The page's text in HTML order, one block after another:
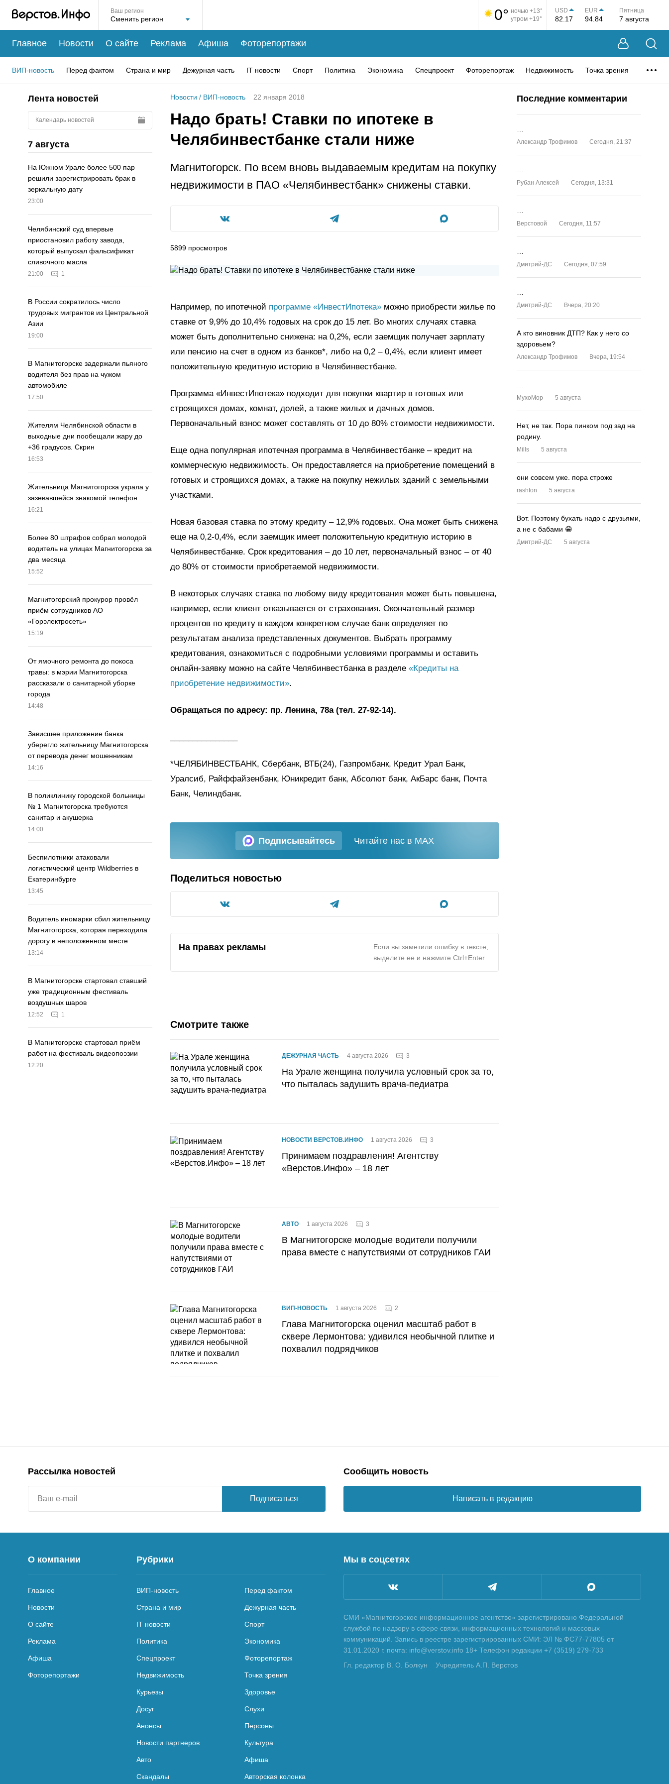
Ваш регион 0° ночью +13°
утром +19°
USD
82.17
EUR
94.84
Пятница
7 августа
Главное Новости О сайте Реклама Афиша Фоторепортажи
ВИП-новость Перед фактом Страна и мир Дежурная часть IT новости Спорт Политика Экономика Спецпроект Фоторепортаж Недвижимость Точка зрения
Лента новостей
Календарь новостей
7 августа
На Южном Урале более 500 пар
решили зарегистрировать брак в
зеркальную дату
23:00
Челябинский суд впервые
приостановил работу завода,
который выпускал фальсификат
сливочного масла
21:00 1
В России сократилось число
трудовых мигрантов из Центральной
Азии
19:00
В Магнитогорске задержали пьяного
водителя без прав на чужом
автомобиле
17:50
Жителям Челябинской области в
выходные дни пообещали жару до
+36 градусов. Скрин
16:53
Жительница Магнитогорска украла у
зазевавшейся знакомой телефон
16:21
Более 80 штрафов собрал молодой
водитель на улицах Магнитогорска за
два месяца
15:52
Магнитогорский прокурор провёл
приём сотрудников АО
«Горэлектросеть»
15:19
От ямочного ремонта до покоса
травы: в мэрии Магнитогорска
рассказали о санитарной уборке
города
14:48
Зависшее приложение банка
уберегло жительницу Магнитогорска
от перевода денег мошенникам
14:16
В поликлинику городской больницы
№ 1 Магнитогорска требуются
санитар и акушерка
14:00
Беспилотники атаковали
логистический центр Wildberries в
Екатеринбурге
13:45
Водитель иномарки сбил жительницу
Магнитогорска, которая переходила
дорогу в неположенном месте
13:14
В Магнитогорске стартовал ставший
уже традиционным фестиваль
воздушных шаров
12:52 1
В Магнитогорске стартовал приём
работ на фестиваль видеопоэзии
12:20
Новости / ВИП-новость 22 января 2018
Надо брать! Ставки по ипотеке в
Челябинвестбанке стали ниже
Магнитогорск. По всем вновь выдаваемым кредитам на покупку
недвижимости в ПАО «Челябинвестбанк» снижены ставки.
5899 просмотров
Например, по ипотечной программе «ИнвестИпотека» можно приобрести жилье по
ставке от 9,9% до 10,4% годовых на срок до 15 лет. Во многих случаях ставка
может быть дополнительно снижена: на 0,2%, если заемщик получает зарплату
или пенсию на счет в одном из банков*, либо на 0,2 – 0,4%, если клиент имеет
положительную кредитную историю в Челябинвестбанке.
Программа «ИнвестИпотека» подходит для покупки квартир в готовых или
строящихся домах, комнат, долей, а также жилых и дачных домов.
Первоначальный взнос может составлять от 10 до 80% стоимости недвижимости.
Еще одна популярная ипотечная программа в Челябинвестбанке – кредит на
коммерческую недвижимость. Он предоставляется на приобретение помещений в
готовых и строящихся домах, а также на покупку нежилых зданий с земельными
участками.
Новая базовая ставка по этому кредиту – 12,9% годовых. Она может быть снижена
еще на 0,2-0,4%, если заемщик имеет положительную кредитную историю в
Челябинвестбанке. Срок кредитования – до 10 лет, первоначальный взнос – от 40
до 80% от стоимости приобретаемой недвижимости.
В некоторых случаях ставка по любому виду кредитования может быть повышена,
например, если клиент отказывается от страхования. Окончательный размер
процентов по кредиту в каждом конкретном случае банк определяет по
результатам анализа представленных документов. Выбрать программу
кредитования, ознакомиться с подробными условиями программы и оставить
онлайн-заявку можно на сайте Челябинвестбанка в разделе «Кредиты на
приобретение недвижимости».
Обращаться по адресу: пр. Ленина, 78а (тел. 27-92-14).
*ЧЕЛЯБИНВЕСТБАНК, Сбербанк, ВТБ(24), Газпромбанк, Кредит Урал Банк,
Уралсиб, Райффайзенбанк, Юникредит банк, Абсолют банк, АкБарс банк, Почта
Банк, Челиндбанк.
Подписывайтесь Читайте нас в MAX
Поделиться новостью
На правах рекламы
Если вы заметили ошибку в тексте,
выделите ее и нажмите Ctrl+Enter
Смотрите также
ДЕЖУРНАЯ ЧАСТЬ 4 августа 2026 3
На Урале женщина получила условный срок за то,
что пыталась задушить врача-педиатра
НОВОСТИ ВЕРСТОВ.ИНФО 1 августа 2026 3
Принимаем поздравления! Агентству
«Верстов.Инфо» – 18 лет
АВТО 1 августа 2026 3
В Магнитогорске молодые водители получили
права вместе с напутствиями от сотрудников ГАИ
ВИП-НОВОСТЬ 1 августа 2026 2
Глава Магнитогорска оценил масштаб работ в
сквере Лермонтова: удивился необычной плитке и
похвалил подрядчиков
Последние комментарии
Александр Трофимов Сегодня, 21:37
Рубан Алексей Сегодня, 13:31
Верстовой Сегодня, 11:57
Дмитрий-ДС Сегодня, 07:59
Дмитрий-ДС Вчера, 20:20
А кто виновник ДТП? Как у него со
здоровьем?
Александр Трофимов Вчера, 19:54
MyxoMop 5 августа
Нет, не так. Пора пинком под зад на
родину.
Mills 5 августа
они совсем уже. пора строже
rashton 5 августа
Вот. Поэтому бухать надо с друзьями,
а не с бабами 😁
Дмитрий-ДС 5 августа
Рассылка новостей
Подписаться
Сообщить новость
Написать в редакцию
О компании
Главное
Новости
О сайте
Реклама
Афиша
Фоторепортажи
Рубрики
ВИП-новость Перед фактом
Страна и мир Дежурная часть
IT новости Спорт
Политика Экономика
Спецпроект Фоторепортаж
Недвижимость Точка зрения
Курьезы Здоровье
Досуг Слухи
Анонсы Персоны
Новости партнеров Культура
Авто Афиша
Скандалы Авторская колонка
Мы в соцсетях
СМИ «Магнитогорское информационное агентство» зарегистрировано Федеральной
службой по надзору в сфере связи, информационных технологий и массовых
коммуникаций. Запись в реестре зарегистрированных СМИ: ЭЛ № ФС77-77805 от
31.01.2020 г. почта: info@verstov.info 18+ Телефон редакции +7 (3519) 279-733
Гл. редактор В. О. Болкун
Учредитель А.П. Верстов